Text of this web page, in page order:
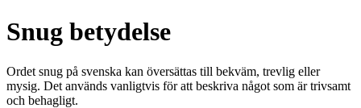
Snug betydelse
Ordet snug på svenska kan översättas till bekväm, trevlig eller
mysig. Det används vanligtvis för att beskriva något som är trivsamt
och behagligt.